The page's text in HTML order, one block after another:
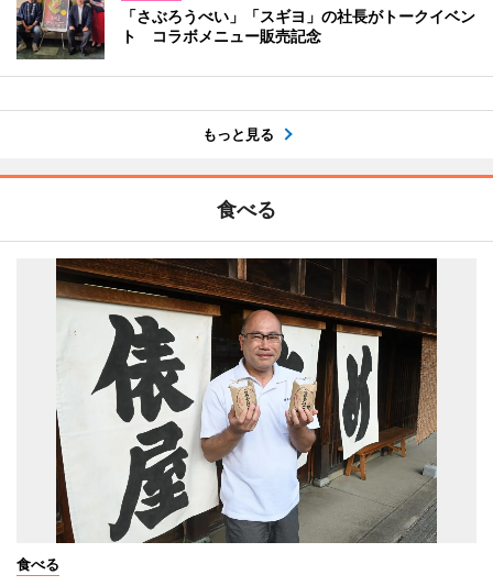
「さぶろうべい」「スギヨ」の社長がトークイベン
ト コラボメニュー販売記念
もっと見る
食べる
食べる